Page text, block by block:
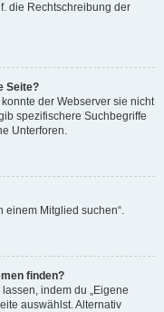
die Rechtschreibung der
Seite?
der Webserver sie nicht
spezifischere Suchbegriffe
Unterforen.
einem Mitglied suchen“.
finden?
indem du „Eigene
auswählst. Alternativ